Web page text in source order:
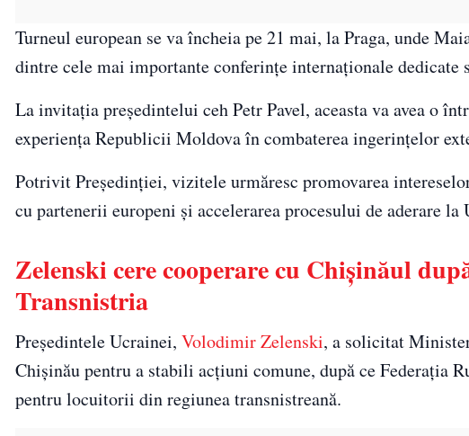
Turneul european se va încheia pe 21 mai, la Praga, unde
dintre cele mai importante conferinţe internaţionale
La invitaţia preşedintelui ceh Petr Pavel, aceasta va avea o
experienţa Republicii Moldova în combaterea ingerinţelor
Potrivit Preşedinţiei, vizitele urmăresc promovarea
cu partenerii europeni şi accelerarea procesului de aderare la
Zelenski cere cooperare cu Chișinăul
Transnistria
Președintele Ucrainei, Volodimir Zelenski, a solicitat
Chișinău pentru a stabili acțiuni comune, după ce Federația
pentru locuitorii din regiunea transnistreană.